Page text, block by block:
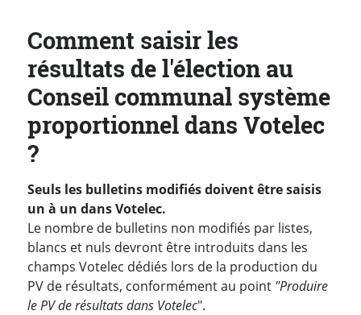
Comment saisir les
résultats de l'élection au
Conseil communal système
proportionnel dans Votelec
?
Seuls les bulletins modifiés doivent être saisis
un à un dans Votelec.
Le nombre de bulletins non modifiés par listes,
blancs et nuls devront être introduits dans les
champs Votelec dédiés lors de la production du
PV de résultats, conformément au point "Produire
le PV de résultats dans Votelec".